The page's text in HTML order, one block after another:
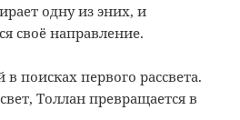
одну из эних, и
своё направление.
поисках первого рассвета.
Толлан превращается в